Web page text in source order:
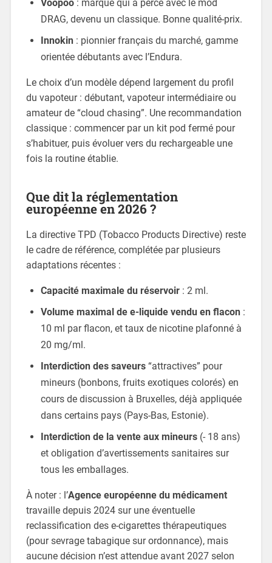
Voopoo: marque qui a percé avec le mod
DRAG, devenu un classique. Bonne qualité-prix.
Innokin: pionnier français du marché, gamme
orientée débutants avec l’Endura.
Le choix d’un modèle dépend largement du profil
du vapoteur : débutant, vapoteur intermédiaire ou
amateur de “cloud chasing”. Une recommandation
classique : commencer par un kit pod fermé pour
s’habituer, puis évoluer vers du rechargeable une
fois la routine établie.
Que dit la réglementation
européenne en 2026 ?
La directive TPD (Tobacco Products Directive) reste
le cadre de référence, complétée par plusieurs
adaptations récentes :
Capacité maximale du réservoir: 2 ml.
Volume maximal de e-liquide vendu en flacon:
10 ml par flacon, et taux de nicotine plafonné à
20 mg/ml.
Interdiction des saveurs“attractives” pour
mineurs (bonbons, fruits exotiques colorés) en
cours de discussion à Bruxelles, déjà appliquée
dans certains pays (Pays-Bas, Estonie).
Interdiction de la vente aux mineurs(- 18 ans)
et obligation d’avertissements sanitaires sur
tous les emballages.
À noter : l’Agence européenne du médicament
travaille depuis 2024 sur une éventuelle
reclassification des e-cigarettes thérapeutiques
(pour sevrage tabagique sur ordonnance), mais
aucune décision n’est attendue avant 2027 selon